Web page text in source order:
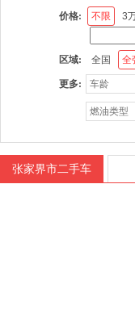
开瑞
兰博基尼
摩根
迈
瑞驰新能
陕汽通家
蔚来
威
英致
云
LOCAL
乔治·巴顿
价格: 不限 3
区域: 全国 全
更多:
张家界市二手车